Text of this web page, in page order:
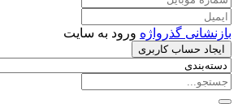
بازنشانی گذرواژه ورود به سایت
ایجاد حساب کاربری